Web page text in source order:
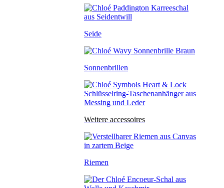
Seide
Sonnenbrillen
Weitere accessoires
Riemen